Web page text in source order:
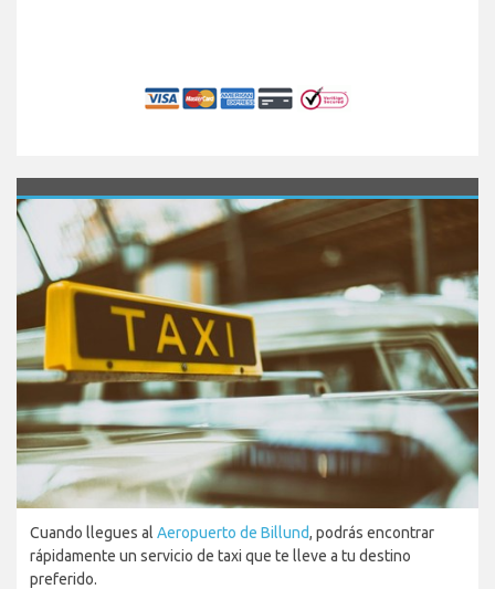
Cuando llegues al Aeropuerto de Billund, podrás encontrar
rápidamente un servicio de taxi que te lleve a tu destino
preferido.